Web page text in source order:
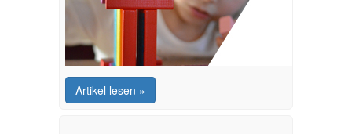
Artikel lesen »